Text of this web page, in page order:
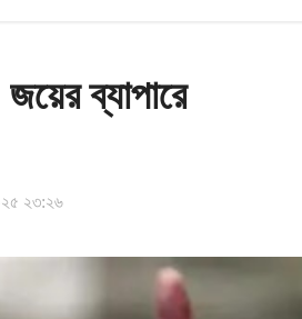
ব্যাপারে
২৩:২৬